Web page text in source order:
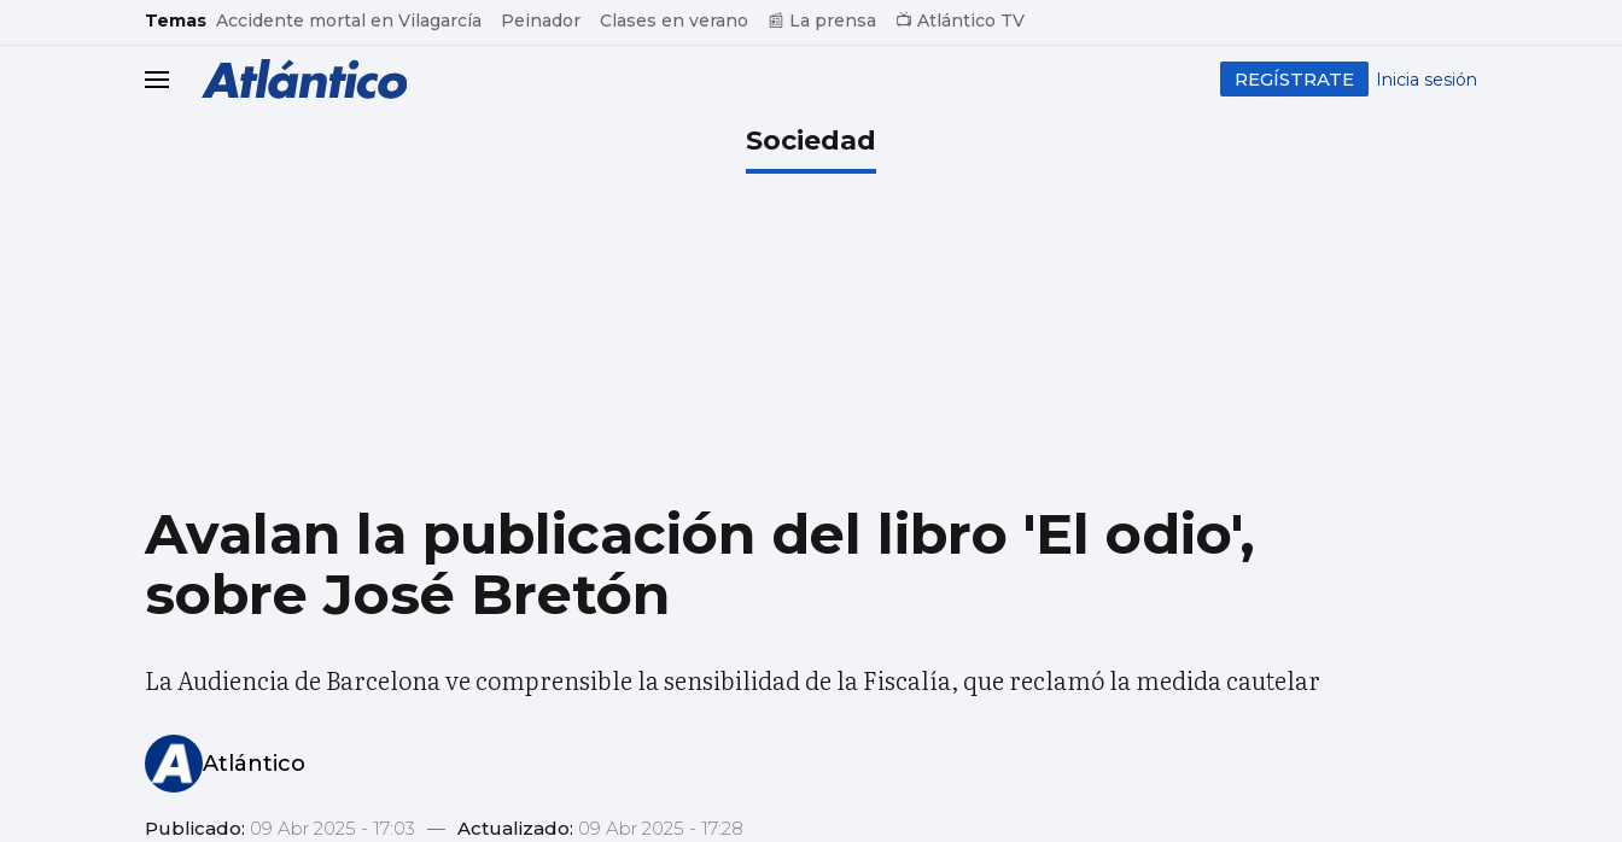
common.go-to-content
Temas Accidente mortal en Vilagarcía Peinador Clases en verano 📰 La prensa 📺 Atlántico TV
header.menu.open Inicia sesión
REGÍSTRATE
Sociedad
Avalan la publicación del libro 'El odio',
sobre José Bretón
La Audiencia de Barcelona ve comprensible la sensibilidad de la Fiscalía, que reclamó la medida cautelar
Atlántico
Publicado: 09 Abr 2025 - 17:03 — Actualizado: 09 Abr 2025 - 17:28